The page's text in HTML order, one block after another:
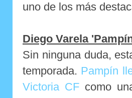
uno de los más
Diego Varela
Sin ninguna duda,
temporada. Pampín
Victoria CF como